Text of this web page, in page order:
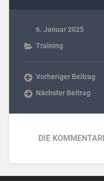
6. Januar 2025
Training
Vorheriger Beitrag
Nächster Beitrag
DIE